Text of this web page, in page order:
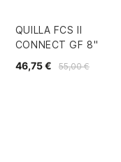
QUILLA FCS II
CONNECT GF 8"
55,00 €
46,75 €